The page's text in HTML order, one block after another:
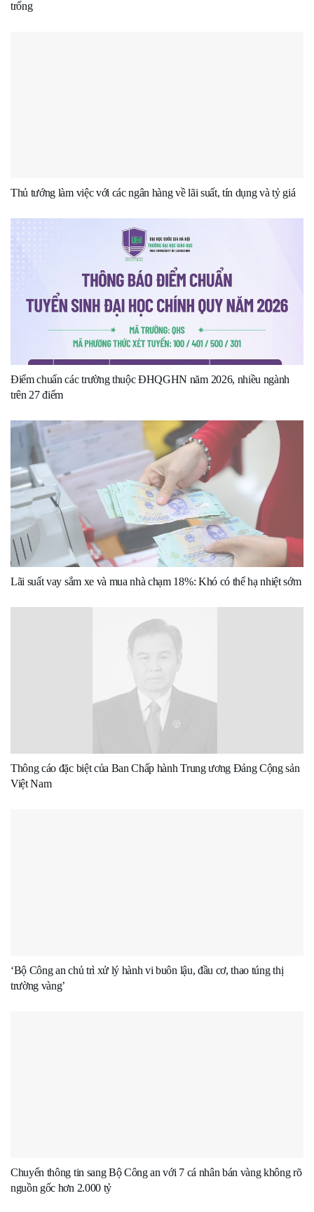
trống
Thủ tướng làm việc với các ngân hàng về lãi suất, tín dụng và tỷ giá
Điểm chuẩn các trường thuộc ĐHQGHN năm 2026, nhiều ngành
trên 27 điểm
Lãi suất vay sắm xe và mua nhà chạm 18%: Khó có thể hạ nhiệt sớm
Thông cáo đặc biệt của Ban Chấp hành Trung ương Đảng Cộng sản
Việt Nam
‘Bộ Công an chủ trì xử lý hành vi buôn lậu, đầu cơ, thao túng thị
trường vàng’
Chuyển thông tin sang Bộ Công an với 7 cá nhân bán vàng không rõ
nguồn gốc hơn 2.000 tỷ